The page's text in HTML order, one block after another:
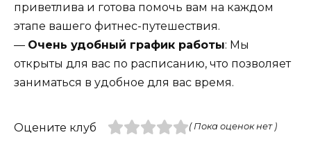
приветлива и готова помочь вам на каждом
этапе вашего фитнес-путешествия.
— Очень удобный график работы: Мы
открыты для вас по расписанию, что позволяет
заниматься в удобное для вас время.
Оцените клуб ( Пока оценок нет )